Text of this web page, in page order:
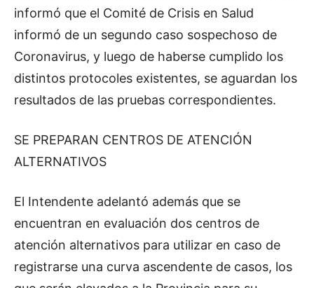
informó que el Comité de Crisis en Salud
informó de un segundo caso sospechoso de
Coronavirus, y luego de haberse cumplido los
distintos protocoles existentes, se aguardan los
resultados de las pruebas correspondientes.
SE PREPARAN CENTROS DE ATENCIÓN
ALTERNATIVOS
El Intendente adelantó además que se
encuentran en evaluación dos centros de
atención alternativos para utilizar en caso de
registrarse una curva ascendente de casos, los